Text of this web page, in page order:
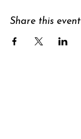
Share this event